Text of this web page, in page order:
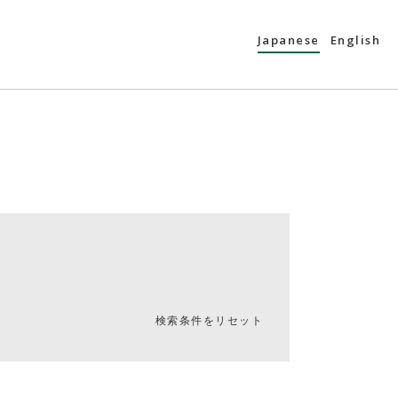
Japanese English
検索条件をリセット